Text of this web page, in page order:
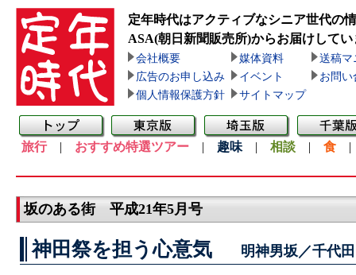
定年時代はアクティブなシニア世代の
ASA(朝日新聞販売所)からお届けしてい
会社概要 媒体資料
送稿マ
広告のお申し込み
イベント
お問い
個人情報保護方針
サイトマップ
旅行| おすすめ特選ツアー | 趣味 | 相談 | 食
坂のある街 平成21年5月号
神田祭を担う心意気 明神男坂／千代田